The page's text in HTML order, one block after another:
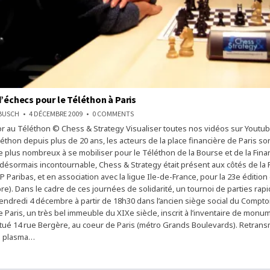
pour le Téléthon à Paris
4 DÉCEMBRE 2009 0 COMMENTSON
TOURNOI
POUR
LE
TÉLÉTHON
À
au Téléthon © Chess & Strategy Visualiser toutes nos vidéos sur
depuis plus de 20 ans, les acteurs de la place financière de Paris
plus nombreux à se mobiliser pour le Téléthon de la Bourse et de la
incontournable, Chess & Strategy était présent aux côtés de la
Paribas, et en association avec la ligue Ile-de-France, pour la 23e
Dans le cadre de ces journées de solidarité, un tournoi de parties
4 décembre à partir de 18h30 dans l’ancien siège social du
Paris, un très bel immeuble du XIXe siècle, inscrit à l’inventaire de
14 rue Bergère, au coeur de Paris (métro Grands Boulevards).
plasma…